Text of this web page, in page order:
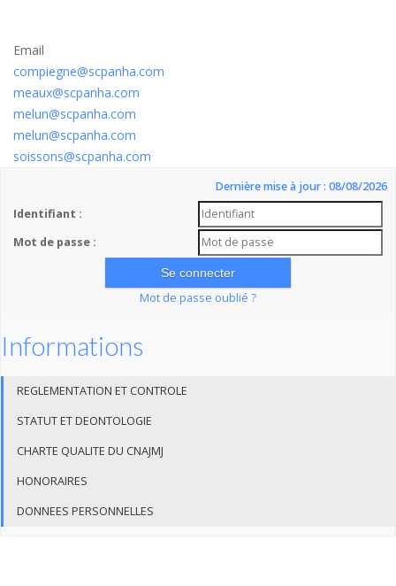
Email
compiegne@scpanha.com
meaux@scpanha.com
melun@scpanha.com
melun@scpanha.com
soissons@scpanha.com
Dernière mise à jour : 08/08/2026
Identifiant :
Mot de passe :
Mot de passe oublié ?
Informations
REGLEMENTATION ET CONTROLE
STATUT ET DEONTOLOGIE
CHARTE QUALITE DU CNAJMJ
HONORAIRES
DONNEES PERSONNELLES